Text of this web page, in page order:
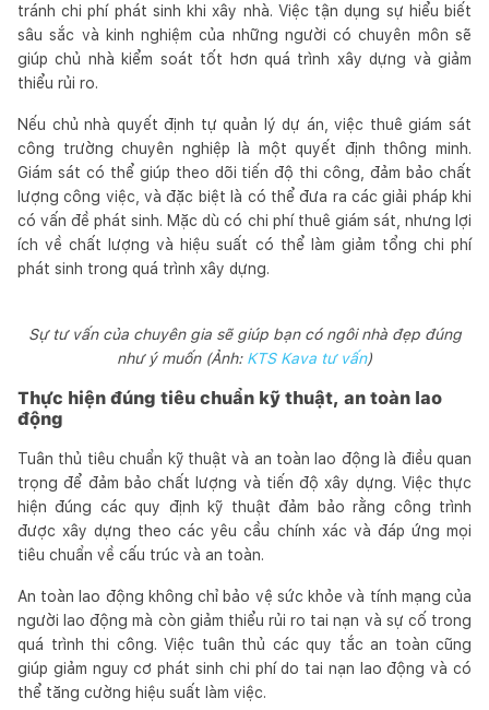
tránh chi phí phát sinh khi xây nhà. Việc tận dụng sự hiểu biết
sâu sắc và kinh nghiệm của những người có chuyên môn sẽ
giúp chủ nhà kiểm soát tốt hơn quá trình xây dựng và giảm
thiểu rủi ro.
Nếu chủ nhà quyết định tự quản lý dự án, việc thuê giám sát
công trường chuyên nghiệp là một quyết định thông minh.
Giám sát có thể giúp theo dõi tiến độ thi công, đảm bảo chất
lượng công việc, và đặc biệt là có thể đưa ra các giải pháp khi
có vấn đề phát sinh. Mặc dù có chi phí thuê giám sát, nhưng lợi
ích về chất lượng và hiệu suất có thể làm giảm tổng chi phí
phát sinh trong quá trình xây dựng.
Sự tư vấn của chuyên gia sẽ giúp bạn có ngôi nhà đẹp đúng
như ý muốn (Ảnh: KTS Kava tư vấn)
Thực hiện đúng tiêu chuẩn kỹ thuật, an toàn lao
động
Tuân thủ tiêu chuẩn kỹ thuật và an toàn lao động là điều quan
trọng để đảm bảo chất lượng và tiến độ xây dựng. Việc thực
hiện đúng các quy định kỹ thuật đảm bảo rằng công trình
được xây dựng theo các yêu cầu chính xác và đáp ứng mọi
tiêu chuẩn về cấu trúc và an toàn.
An toàn lao động không chỉ bảo vệ sức khỏe và tính mạng của
người lao động mà còn giảm thiểu rủi ro tai nạn và sự cố trong
quá trình thi công. Việc tuân thủ các quy tắc an toàn cũng
giúp giảm nguy cơ phát sinh chi phí do tai nạn lao động và có
thể tăng cường hiệu suất làm việc.